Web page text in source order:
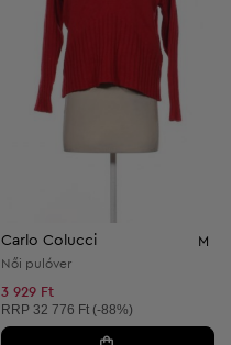
Carlo Colucci M
Női pulóver
3 929 Ft
Ajánlott ár:
RRP 32 776 Ft (-88%)